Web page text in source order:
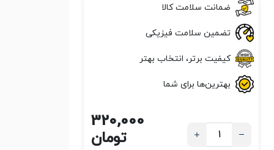
ضمانت سلامت کالا
تضمین سلامت فیزیکی
کیفیت برتر، انتخاب بهتر
بهترین‌ها برای شما
320,000
تومان